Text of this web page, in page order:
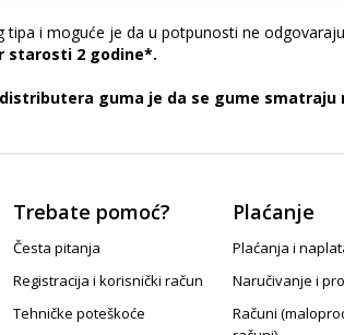
tipa i moguće je da u potpunosti ne
starosti 2 godine*.
guma je da se gume
Trebate pomoć?
Česta pitanja
Registracija i korisnički račun
Tehničke poteškoće
Plaćanje
Plaćanja i
Naručivanje i
Računi